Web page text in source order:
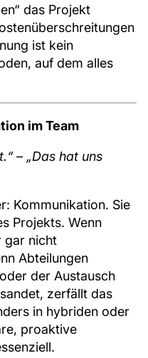
das Projekt
ist kein
auf dem alles
im Team
– „Das hat uns
Kommunikation. Sie
Projekts. Wenn
gar nicht
Abteilungen
der Austausch
zerfällt das
in hybriden oder
proaktive